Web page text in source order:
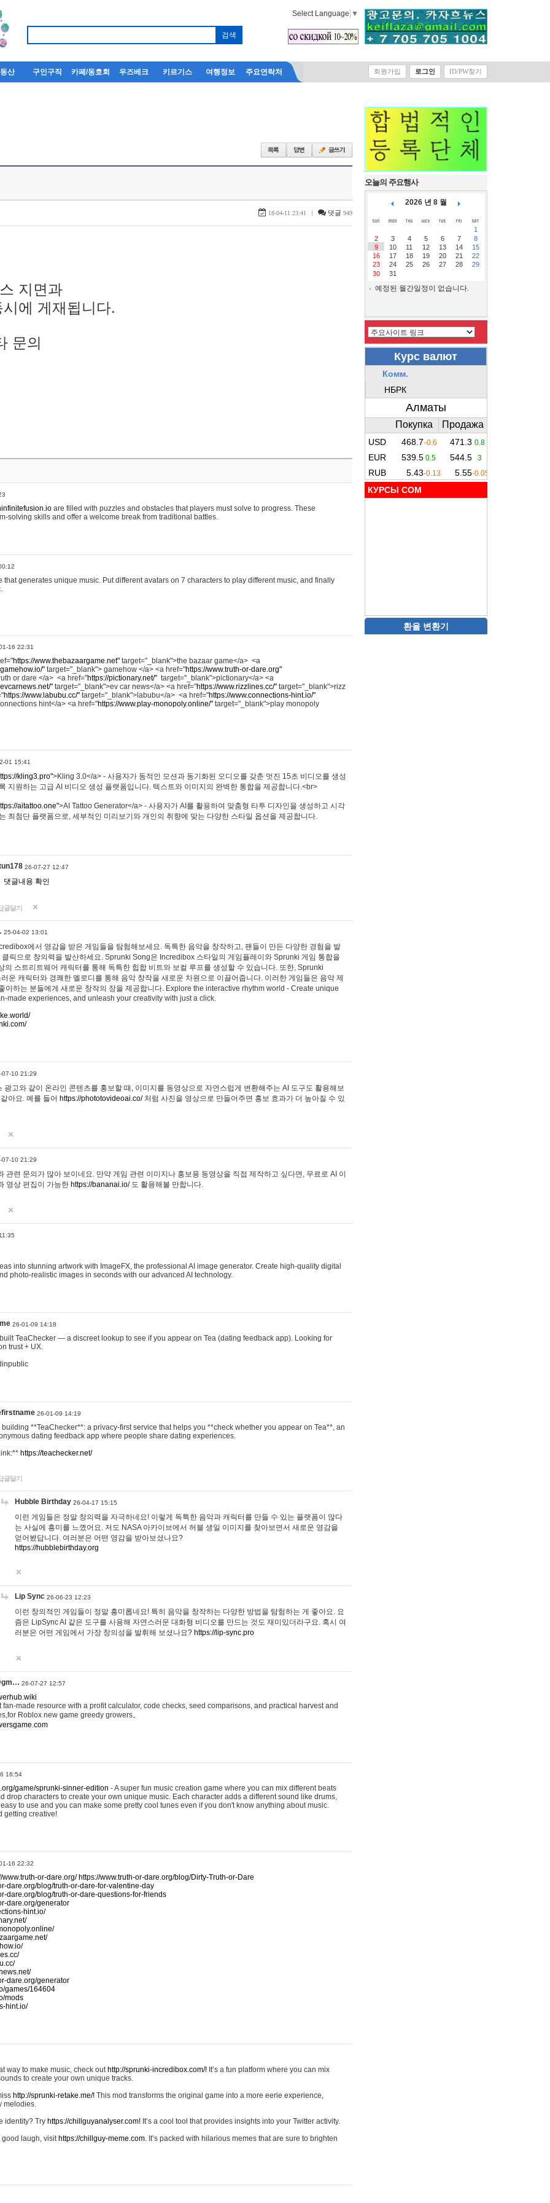
Select Language ▼
산 구인구직 카페/동호회 우즈베크 키르기스 여행정보 주요연락처 회원가입 로그인 ID/PW찾기
18-04-11 23:41 | 댓글 949
지면과
에 게재됩니다.
문의
are filled with puzzles and obstacles that players must solve to progress. These
solving skills and offer a welcome break from traditional battles.
that generates unique music. Put different avatars on 7 characters to play different music, and finally
16 22:31
https://www.thebazaargame.net" target="_blank">the bazaar game</a> <a
" target="_blank"> gamehow </a> <a href="https://www.truth-or-dare.org"
or dare </a> <a href="https://pictionary.net/" target="_blank">pictionary</a> <a
" target="_blank">ev car news</a> <a href="https://www.rizzlines.cc/" target="_blank">rizz
https://www.labubu.cc/" target="_blank">labubu</a> <a href="https://www.connections-hint.io/"
hint</a> <a href="https://www.play-monopoly.online/" target="_blank">play monopoly
01 15:41
kling3.pro">Kling 3.0</a> - 사용자가 동적인 모션과 동기화된 오디오를 갖춘 멋진 15초 비디오를 생성
지원하는 고급 AI 비디오 생성 플랫폼입니다. 텍스트와 이미지의 완벽한 통합을 제공합니다.<br>
aitattoo.one">AI Tattoo Generator</a> - 사용자가 AI를 활용하여 맞춤형 타투 디자인을 생성하고 시각
최첨단 플랫폼으로, 세부적인 미리보기와 개인의 취향에 맞는 다양한 스타일 옵션을 제공합니다.
26-07-27 12:47
댓글내용 확인
글달기
25-04-02 13:01
에서 영감을 받은 게임들을 탐험해보세요. 독특한 음악을 창작하고, 팬들이 만든 다양한 경험을 발
클릭으로 창의력을 발산하세요. Sprunki Song은 Incredibox 스타일의 게임플레이와 Sprunki 게임 통합을
의 스트리트웨어 캐릭터를 통해 독특한 힙합 비트와 보컬 루프를 생성할 수 있습니다. 또한, Sprunki
운 캐릭터와 경쾌한 멜로디를 통해 음악 창작을 새로운 차원으로 이끌어줍니다. 이러한 게임들은 음악 제
아하는 분들에게 새로운 창작의 장을 제공합니다. Explore the interactive rhythm world - Create unique
made experiences, and unleash your creativity with just a click.
07-10 21:29
광고와 같이 온라인 콘텐츠를 홍보할 때, 이미지를 동영상으로 자연스럽게 변환해주는 AI 도구도 활용해보
아요. 예를 들어 https://phototovideoai.co/처럼 사진을 영상으로 만들어주면 홍보 효과가 더 높아질 수 있
07-10 21:29
관련 문의가 많아 보이네요. 만약 게임 관련 이미지나 홍보용 동영상을 직접 제작하고 싶다면, 무료로 AI 이
영상 편집이 가능한 https://bananai.io/도 활용해볼 만합니다.
into stunning artwork with ImageFX, the professional AI image generator. Create high-quality digital
photo-realistic images in seconds with our advanced AI technology.
26-01-09 14:18
TeaChecker — a discreet lookup to see if you appear on Tea (dating feedback app). Looking for
trust + UX.
26-01-09 14:19
building **TeaChecker**: a privacy-first service that helps you **check whether you appear on Tea**, an
dating feedback app where people share dating experiences.
https://teachecker.net/
글달기
Hubble Birthday 26-04-17 15:15
이런 게임들은 정말 창의력을 자극하네요! 이렇게 독특한 음악과 캐릭터를 만들 수 있는 플랫폼이 많다
는 사실에 흥미를 느꼈어요. 저도 NASA 아카이브에서 허블 생일 이미지를 찾아보면서 새로운 영감을
얻어봤답니다. 여러분은 어떤 영감을 받아보셨나요?
https://hubblebirthday.org
Lip Sync 26-06-23 12:23
이런 창의적인 게임들이 정말 흥미롭네요! 특히 음악을 창작하는 다양한 방법을 탐험하는 게 좋아요. 요
즘은 LipSync AI 같은 도구를 사용해 자연스러운 대화형 비디오를 만드는 것도 재미있더라구요. 혹시 여
러분은 어떤 게임에서 가장 창의성을 발휘해 보셨나요? https://lip-sync.pro
26-07-27 12:57
made resource with a profit calculator, code checks, seed comparisons, and practical harvest and
Roblox new game greedy growers。
16:54
game/sprunki-sinner-edition - A super fun music creation game where you can mix different beats
drop characters to create your own unique music. Each character adds a different sound like drums,
to use and you can make some pretty cool tunes even if you don't know anything about music.
getting creative!
16 22:32
www.truth-or-dare.org/ https://www.truth-or-dare.org/blog/Dirty-Truth-or-Dare
dare.org/blog/truth-or-dare-for-valentine-day
dare.org/blog/truth-or-dare-questions-for-friends
dare.org/generator
hint.io/
dare.org/generator
games/164604
mods
hint.io/
way to make music, check out http://sprunki-incredibox.com/! It’s a fun platform where you can mix
to create your own unique tracks.
http://sprunki-retake.me/! This mod transforms the original game into a more eerie experience,
melodies.
identity? Try https://chillguyanalyser.com! It’s a cool tool that provides insights into your Twitter activity.
good laugh, visit https://chillguy-meme.com. It’s packed with hilarious memes that are sure to brighten
오늘의 주요행사
2026 년 8 월
1
2
3 4 5 6 7
8
9
10 11 12 13 14
15
16
17 18 19 20 21
22
23
24 25 26 27 28
29
30
31
예정된 월간일정이 없습니다.
КУРСЫ COM
환율 변환기